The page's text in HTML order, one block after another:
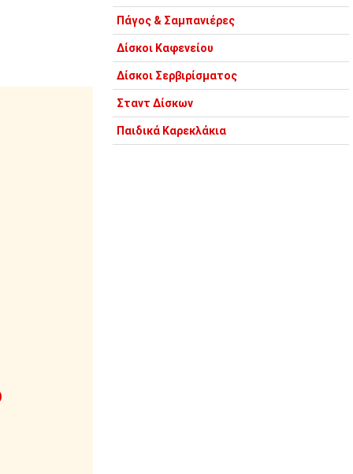
Πάγος & Σαμπανιέρες
Δίσκοι Καφενείου
Δίσκοι Σερβιρίσματος
Σταντ Δίσκων
Παιδικά Καρεκλάκια